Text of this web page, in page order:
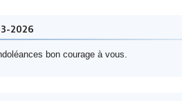
2026
bon courage à vous.